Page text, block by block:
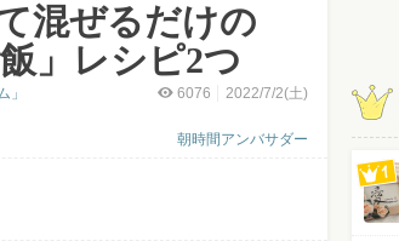
混ぜるだけの
」レシピ2つ
6076 2022/7/2(土)
朝時間アンバサダー
」